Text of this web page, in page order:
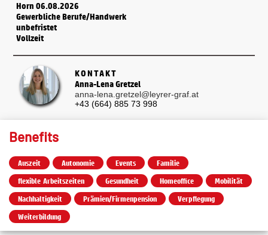
Horn 06.08.2026
Gewerbliche Berufe/Handwerk
unbefristet
Vollzeit
KONTAKT
Anna-Lena Gretzel
anna-lena.gretzel@leyrer-graf.at
+43 (664) 885 73 998
Benefits
Auszeit Autonomie Events
Familie
flexible Arbeitszeiten
Gesundheit Homeoffice
Mobilität
Nachhaltigkeit
Prämien/Firmenpension
Verpflegung
Weiterbildung